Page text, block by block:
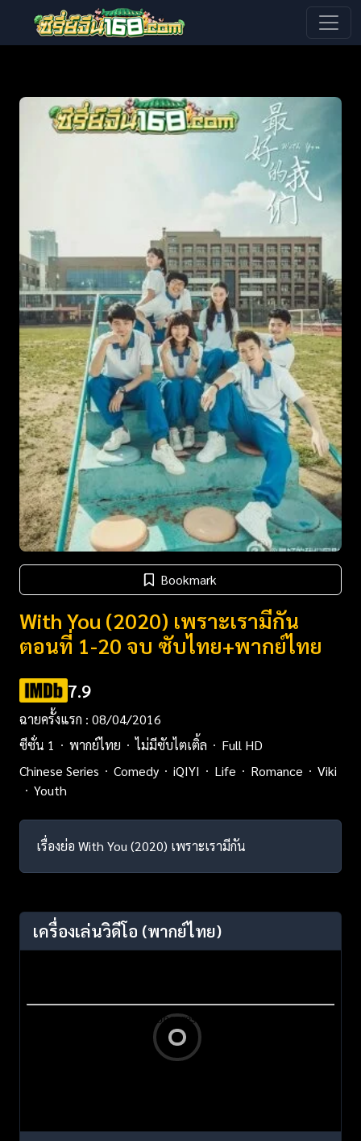
Bookmark
With You (2020) เพราะเรามีกัน
ตอนที่ 1-20 จบ ซับไทย+พากย์ไทย
7.9
ฉายครั้งแรก : 08/04/2016
ซีซั่น 1
พากย์ไทย ไม่มีซับไตเติ้ล
Full HD
Chinese Series
Comedy iQIYI Life Romance
Viki
Youth
เรื่องย่อ With You (2020) เพราะเรามีกัน
เครื่องเล่นวิดีโอ (พากย์ไทย)